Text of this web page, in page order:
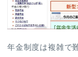
年金制度は複雑で